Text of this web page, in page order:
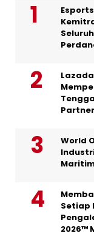
World
Setiap
2026™